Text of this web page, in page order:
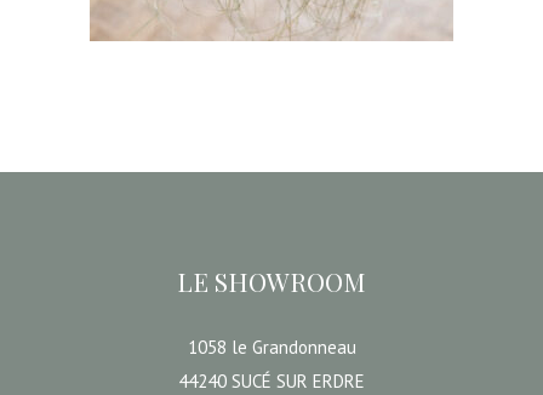
LE SHOWROOM
1058 le Grandonneau
44240 SUCÉ SUR ERDRE